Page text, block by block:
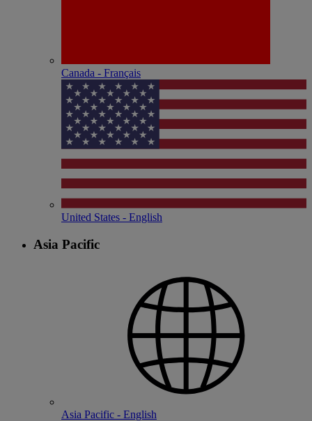
Canada - Français
United States - English
Asia Pacific
Asia Pacific - English